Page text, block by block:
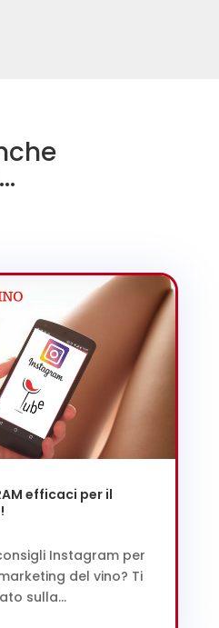
efficaci per il
Instagram per
del vino? Ti
sulla...